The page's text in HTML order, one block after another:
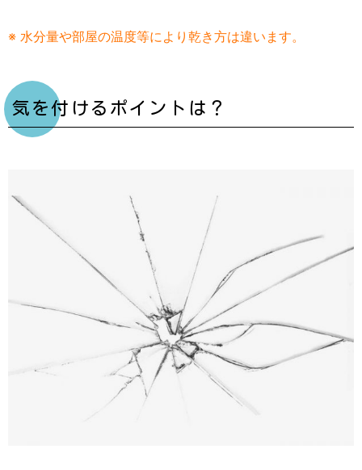
※ 水分量や部屋の温度等により乾き方は違います。
気を付けるポイントは？